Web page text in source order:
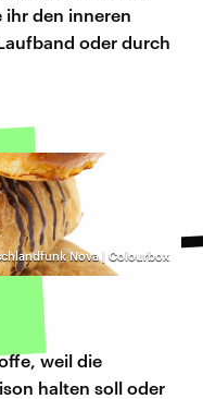
ihr den inneren
oder durch
Nova | Colourbox
weil die
halten soll oder